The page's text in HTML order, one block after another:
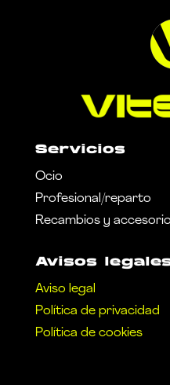
Servicios
Ocio
Profesional/reparto
Recambios y
Avisos
Aviso legal
Política de privacidad
Política de cookies